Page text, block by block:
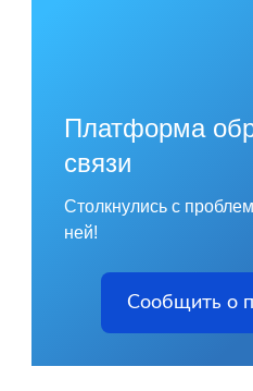
Платформа
связи
Столкнулись с
ней!
Сообщить о